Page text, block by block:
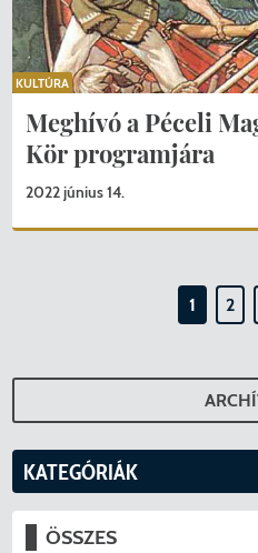
Meghívó a Péceli
Kör programjára
2022 június 14.
KULTÚRA
1 2
KATEGÓRIÁK
ÖSSZES